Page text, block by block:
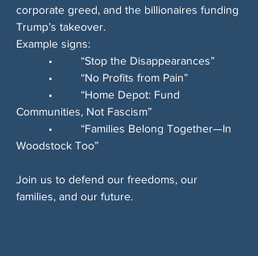
corporate greed, and the billionaires funding
Trump’s takeover.
Example signs:
	•	“Stop the Disappearances”
	•	“No Profits from Pain”
Communities, Not Fascism”
Woodstock Too”
Join us to defend our freedoms, our
families, and our future.